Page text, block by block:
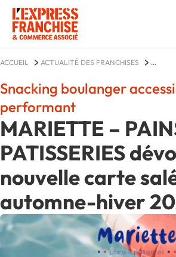
ACCUEIL
ACTUALITÉ DES FRANCHISES
MARIETTE –
PATISSERIES
nouvelle carte
automne-hiver
Snacking boulanger
performant